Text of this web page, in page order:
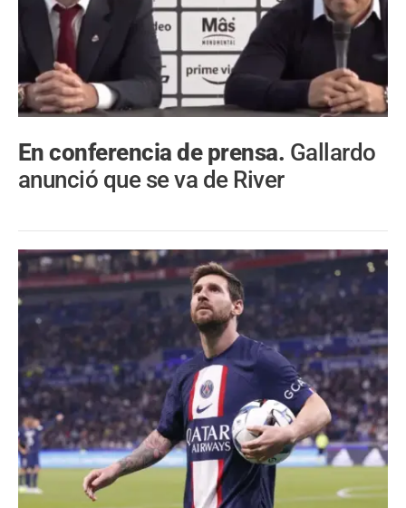
En conferencia de prensa. Gallardo
anunció que se va de River